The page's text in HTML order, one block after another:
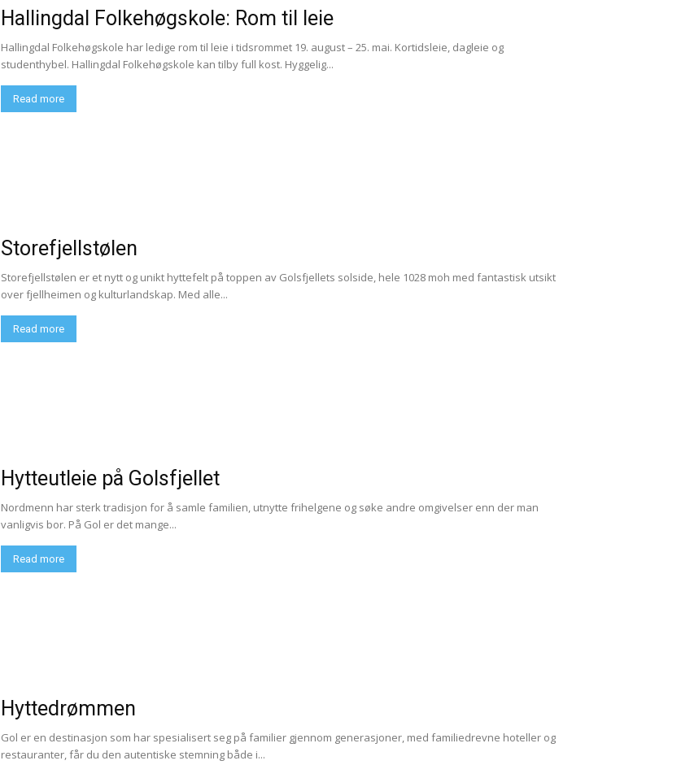
Hallingdal Folkehøgskole: Rom til leie
Hallingdal Folkehøgskole har ledige rom til leie i tidsrommet 19. august – 25. mai. Kortidsleie, dagleie og
studenthybel. Hallingdal Folkehøgskole kan tilby full kost. Hyggelig...
Read more
Storefjellstølen
Storefjellstølen er et nytt og unikt hyttefelt på toppen av Golsfjellets solside, hele 1028 moh med fantastisk utsikt
over fjellheimen og kulturlandskap. Med alle...
Read more
Hytteutleie på Golsfjellet
Nordmenn har sterk tradisjon for å samle familien, utnytte frihelgene og søke andre omgivelser enn der man
vanligvis bor. På Gol er det mange...
Read more
Hyttedrømmen
Gol er en destinasjon som har spesialisert seg på familier gjennom generasjoner, med familiedrevne hoteller og
restauranter, får du den autentiske stemning både i...